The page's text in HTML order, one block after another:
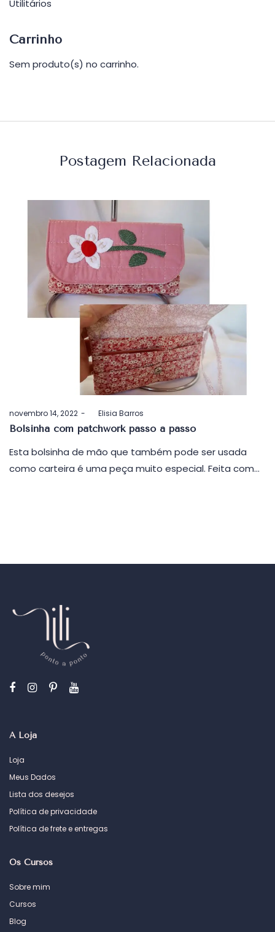
Utilitários
Carrinho
Sem produto(s) no carrinho.
Postagem Relacionada
Postado
em
novembro 14, 2022 byElisia Barros
Bolsinha com patchwork passo a passo
Esta bolsinha de mão que também pode ser usada
como carteira é uma peça muito especial. Feita com…
A Loja
Loja
Meus Dados
Lista dos desejos
Política de privacidade
Política de frete e entregas
Os Cursos
Sobre mim
Cursos
Blog